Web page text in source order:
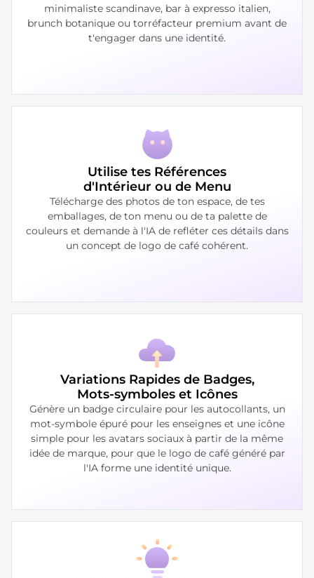
minimaliste scandinave, bar à expresso italien,
brunch botanique ou torréfacteur premium avant de
t'engager dans une identité.
Utilise tes Références
d'Intérieur ou de Menu
Télécharge des photos de ton espace, de tes
emballages, de ton menu ou de ta palette de
couleurs et demande à l'IA de refléter ces détails dans
un concept de logo de café cohérent.
Variations Rapides de Badges,
Mots-symboles et Icônes
Génère un badge circulaire pour les autocollants, un
mot-symbole épuré pour les enseignes et une icône
simple pour les avatars sociaux à partir de la même
idée de marque, pour que le logo de café généré par
l'IA forme une identité unique.